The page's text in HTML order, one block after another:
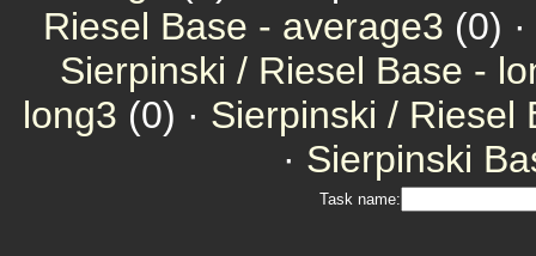
Riesel Base - average3 (0) ·
Sierpinski / Riesel Base -
long3 (0) · Sierpinski / Riesel
· Sierpinski
Task name: